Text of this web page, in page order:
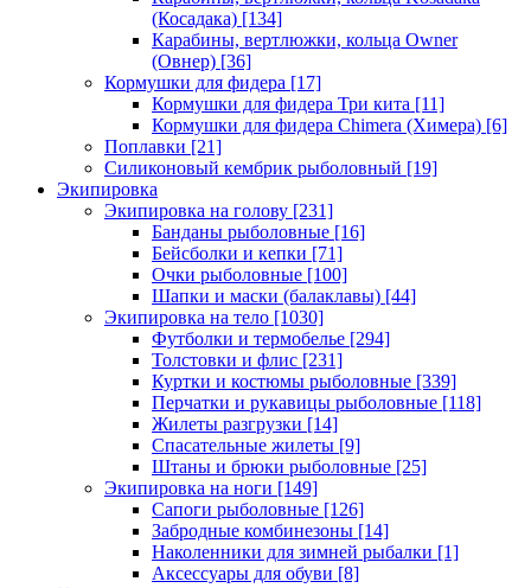
(Косадака) [134]
Карабины, вертлюжки, кольца Owner
(Овнер) [36]
Кормушки для фидера [17]
Кормушки для фидера Три кита [11]
Кормушки для фидера Chimera (Химера) [6]
Поплавки [21]
Силиконовый кембрик рыболовный [19]
Экипировка
Экипировка на голову [231]
Банданы рыболовные [16]
Бейсболки и кепки [71]
Очки рыболовные [100]
Шапки и маски (балаклавы) [44]
Экипировка на тело [1030]
Футболки и термобелье [294]
Толстовки и флис [231]
Куртки и костюмы рыболовные [339]
Перчатки и рукавицы рыболовные [118]
Жилеты разгрузки [14]
Спасательные жилеты [9]
Штаны и брюки рыболовные [25]
Экипировка на ноги [149]
Сапоги рыболовные [126]
Забродные комбинезоны [14]
Наколенники для зимней рыбалки [1]
Аксессуары для обуви [8]